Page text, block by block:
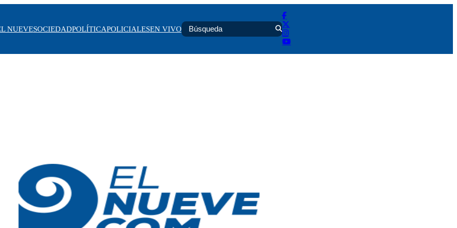
NUEVESOCIEDADPOLÍTICAPOLICIALESEN VIVO